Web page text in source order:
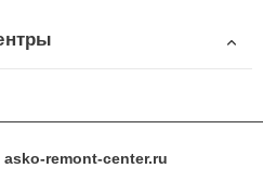
remont-center.ru